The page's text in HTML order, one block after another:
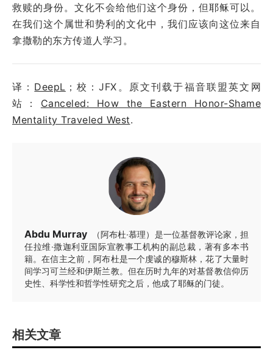
救赎的身份。文化不会给他们这个身份，但耶稣可以。
在我们这个属世和势利的文化中，我们应该向这位来自
拿撒勒的东方传道人学习。
译： DeepL ；校：JFX。原文刊载于福音联盟英文网
站： Canceled: How the Eastern Honor-Shame
Mentality Traveled West.
Abdu Murray
（阿布杜·慕理）是一位基督教评论家，担
任拉维·撒迦利亚国际宣教事工机构的副总裁，著有多本书
籍。在信主之前，阿布杜是一个虔诚的穆斯林，花了大量时
间学习可兰经和伊斯兰教。但在历时九年的对基督教信仰历
史性、科学性和哲学性研究之后，他成了耶稣的门徒。
相关文章